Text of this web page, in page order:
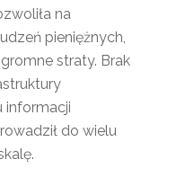
na
pieniężnych,
straty. Brak
informacji
do wielu